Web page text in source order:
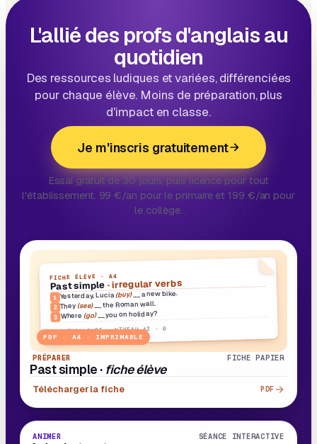
L'allié des profs d'anglais au
quotidien
Des ressources ludiques et variées, différenciées
pour chaque élève. Moins de préparation, plus
d'impact en classe.
Je m'inscris gratuitement
Essai gratuit de 30 jours, puis licence pour tout
l'établissement. 99 €/an pour le primaire et 199 €/an pour
le collège.
FICHE ÉLÈVE · A4
Past simple · irregular verbs
1 Yesterday, Lucia(buy)__ a new bike.
2 They (see)__ the Roman wall.
3 Where (go)__ you on holiday?
BIG CHALLENGE · NIVEAU A2 · ©
PDF · A4 · IMPRIMABLE
PRÉPARER FICHE PAPIER
Past simple · fiche élève
Télécharger la fiche PDF
ANIMER SÉANCE INTERACTIVE